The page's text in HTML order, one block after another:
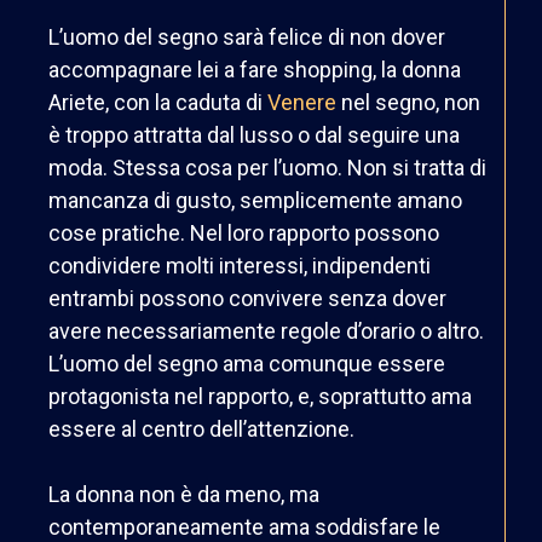
L’uomo del segno sarà felice di non dover
accompagnare lei a fare shopping, la donna
Ariete, con la caduta di Venere nel segno, non
è troppo attratta dal lusso o dal seguire una
moda. Stessa cosa per l’uomo. Non si tratta di
mancanza di gusto, semplicemente amano
cose pratiche. Nel loro rapporto possono
condividere molti interessi, indipendenti
entrambi possono convivere senza dover
avere necessariamente regole d’orario o altro.
L’uomo del segno ama comunque essere
protagonista nel rapporto, e, soprattutto ama
essere al centro dell’attenzione.
La donna non è da meno, ma
contemporaneamente ama soddisfare le